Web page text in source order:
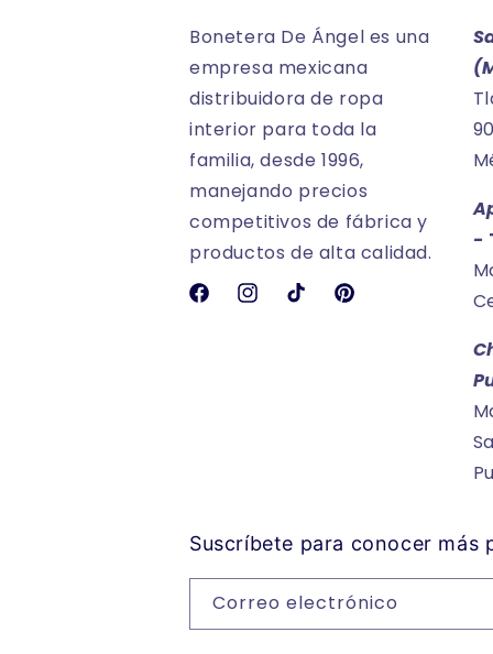
Bonetera De Ángel es una
empresa mexicana
distribuidora de ropa
interior para toda la
familia, desde 1996,
manejando precios
competitivos de fábrica y
productos de alta calidad.
FacebookInstagramTikTokPinterest
-
Suscríbete para conocer más
Correo electrónico